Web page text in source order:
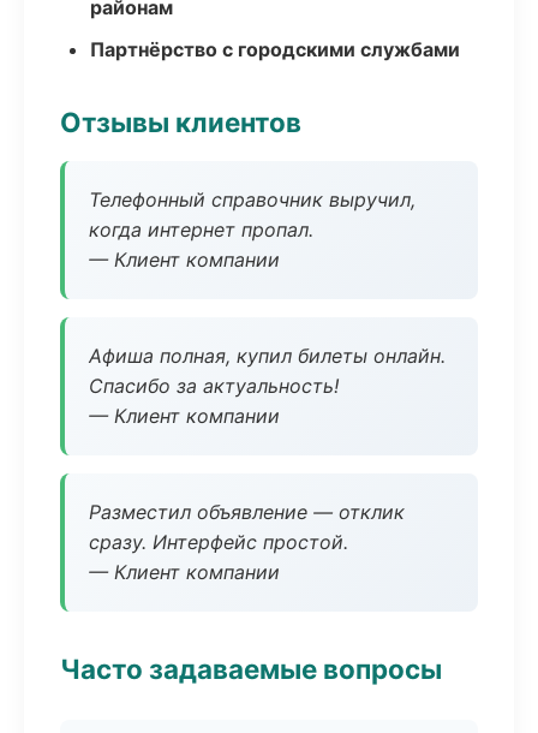
районам
Партнёрство с городскими службами
Отзывы клиентов
Телефонный справочник выручил,
когда интернет пропал.
— Клиент компании
Афиша полная, купил билеты онлайн.
Спасибо за актуальность!
— Клиент компании
Разместил объявление — отклик
сразу. Интерфейс простой.
— Клиент компании
Часто задаваемые вопросы